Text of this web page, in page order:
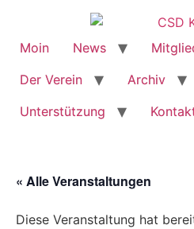
Moin News
Der Verein
Archiv
Unterstützung
« Alle Veranstaltungen
Diese Veranstaltung hat